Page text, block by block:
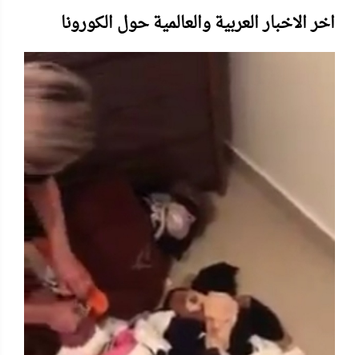
اخر الاخبار العربية والعالمية حول الكورونا